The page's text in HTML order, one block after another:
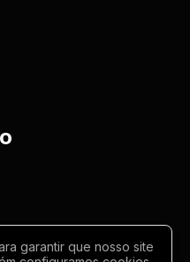
garantir que nosso site